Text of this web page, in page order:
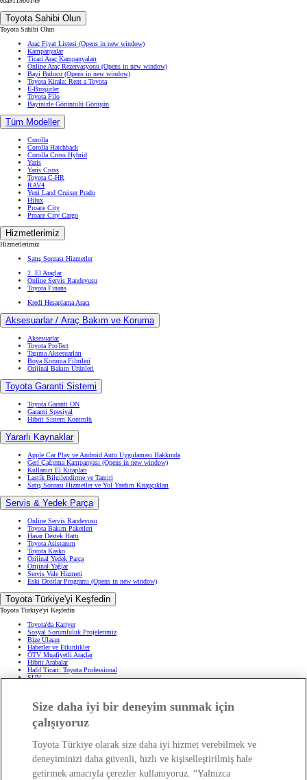
Toyota Sahibi Olun
Toyota Sahibi Olun
Araç Fiyat Listesi (Opens in new window)
Kampanyalar
Ticari Araç Kampanyaları
Online Araç Rezervasyonu (Opens in new window)
Bayi Bulucu (Opens in new window)
Toyota Kirala: Rent a Toyota
E-Broşürler
Toyota Filo
Bayinizle Görüntülü Görüşün
Tüm Modeller
Corolla
Corolla Hatchback
Corolla Cross Hybrid
Yaris
Yaris Cross
Toyota C-HR
RAV4
Yeni Land Cruiser Prado
Hilux
Proace City
Proace City Cargo
Hizmetlerimiz
Hizmetlerimiz
Satış Sonrası Hizmetler
2. El Araçlar
Online Servis Randevusu
Toyota Finans
Kredi Hesaplama Aracı
Aksesuarlar / Araç Bakım ve Koruma
Aksesuarlar
Toyota ProTect
Taşıma Aksesuarları
Boya Koruma Filmleri
Orijinal Bakım Ürünleri
Toyota Garanti Sistemi
Toyota Garanti ON
Garanti Spesiyal
Hibrit Sistem Kontrolü
Yararlı Kaynaklar
Apple Car Play ve Android Auto Uygulaması Hakkında
Geri Çağırma Kampanyası (Opens in new window)
Kullanıcı El Kitapları
Lastik Bilgilendirme ve Tamiri
Satış Sonrası Hizmetler ve Yol Yardım Kitapçıkları
Servis & Yedek Parça
Online Servis Randevusu
Toyota Bakım Paketleri
Hasar Destek Hattı
Toyota Asistanım
Toyota Kasko
Orijinal Yedek Parça
Orijinal Yağlar
Servis Vale Hizmeti
Eski Dostlar Programı (Opens in new window)
Toyota Türkiye'yi Keşfedin
Toyota Türkiye'yi Keşfedin
Toyota'da Kariyer
Sosyal Sorumluluk Projelerimiz
Bize Ulaşın
Haberler ve Etkinlikler
ÖTV Muafiyetli Araçlar
Hibrit Arabalar
Hafif Ticari: Toyota Professional
SUV
Yasal Bilgilendirme
Yasal Bilgilendirme
Çerez Politikası
Kişisel Verilerin Korunması
Kişisel Veri Paylaşımı ve İletişim İzni
Bilgi Toplumu Hizmetleri
(Opens in new window)
TAKATA Hava Yastığı Geri Çağırma
Size daha iyi bir deneyim sunmak için
çalışıyoruz
Toyota Türkiye olarak size daha iyi hizmet verebilmek ve
deneyiminizi daha güvenli, hızlı ve kişiselleştirilmiş hale
getirmek amacıyla çerezler kullanıyoruz. “Yalnızca